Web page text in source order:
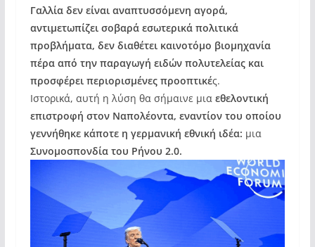
Γαλλία δεν είναι αναπτυσσόμενη αγορά,
αντιμετωπίζει σοβαρά εσωτερικά πολιτικά
προβλήματα, δεν διαθέτει καινοτόμο βιομηχανία
πέρα από την παραγωγή ειδών πολυτελείας και
προσφέρει περιορισμένες προοπτικές.
Ιστορικά, αυτή η λύση θα σήμαινε μιαεθελοντική
επιστροφή στον Ναπολέοντα, εναντίον του οποίου
γεννήθηκε κάποτε η γερμανική εθνική ιδέα: μια
Συνομοσπονδία του Ρήνου 2.0.